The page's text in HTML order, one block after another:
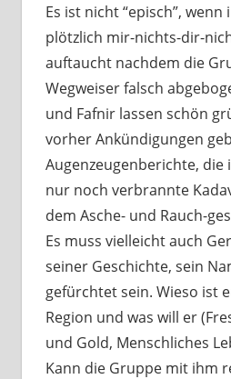
Es ist nicht “episch”, wenn
plötzlich mir-nichts-dir-
auftaucht nachdem die
Wegweiser falsch
und Fafnir lassen schön
vorher Ankündigungen
Augenzeugenberichte, die
nur noch verbrannte
dem Asche- und Rauch-
Es muss vielleicht auch
seiner Geschichte, sein
gefürchtet sein. Wieso ist
Region und was will er
und Gold, Menschliches
Kann die Gruppe mit ihm